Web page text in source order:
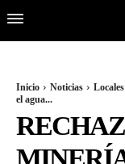
Inicio Noticias Locales
el agua...